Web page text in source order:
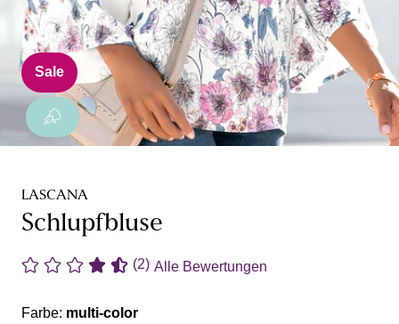
Sale
LASCANA
Schlupfbluse
(2) Alle Bewertungen
Farbe: multi-color